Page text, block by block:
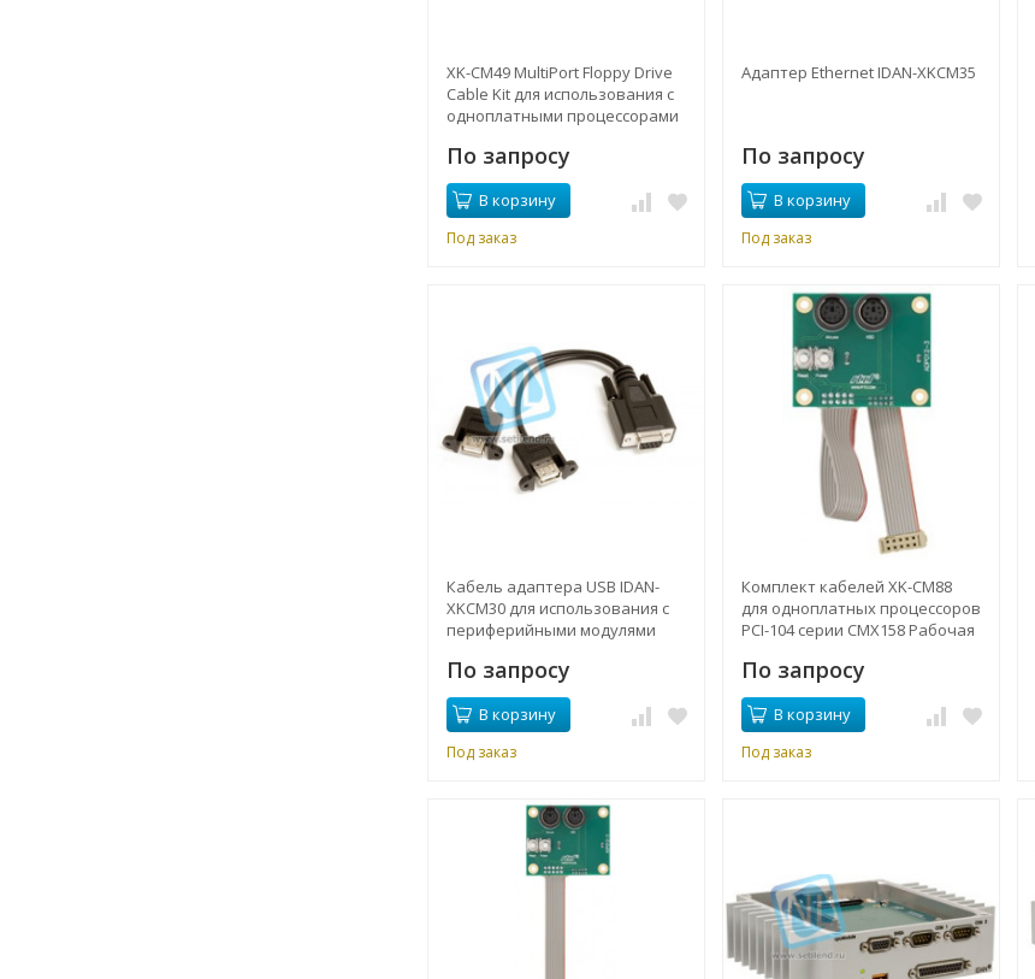
XK-CM49 MultiPort Floppy Drive
Cable Kit для использования с
одноплатными процессорами
По запросу
В корзину
Под заказ
Адаптер Ethernet IDAN-XKCM35
По запросу
В корзину
Под заказ
Кабель адаптера USB IDAN-
XKCM30 для использования с
периферийными модулями
По запросу
В корзину
Под заказ
Комплект кабелей XK-CM88
для одноплатных процессоров
PCI-104 серии CMX158 Рабочая
CПо запросу
В корзину
Под заказ